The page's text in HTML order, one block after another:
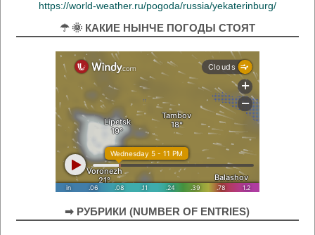
https://world-weather.ru/pogoda/russia/yekaterinburg/
☂ 🌞 КАКИЕ НЫНЧЕ ПОГОДЫ СТОЯТ
➡ РУБРИКИ (NUMBER OF ENTRIES)